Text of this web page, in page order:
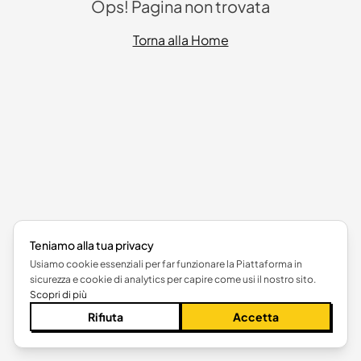
Ops! Pagina non trovata
Torna alla Home
Teniamo alla tua privacy
Usiamo cookie essenziali per far funzionare la Piattaforma in
sicurezza e cookie di analytics per capire come usi il nostro sito.
Scopri di più
Rifiuta Accetta